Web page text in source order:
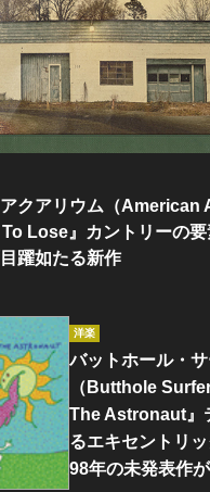
クアリウム（American
To Lose』カントリーの
躍如たる新作
洋楽
バットホール・
（Butthole
The Astronaut』
るエキセントリ
98年の未発表作